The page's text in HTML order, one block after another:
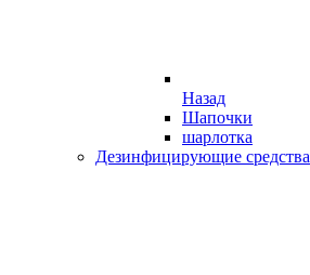
Назад
Шапочки
шарлотка
Дезинфицирующие средства